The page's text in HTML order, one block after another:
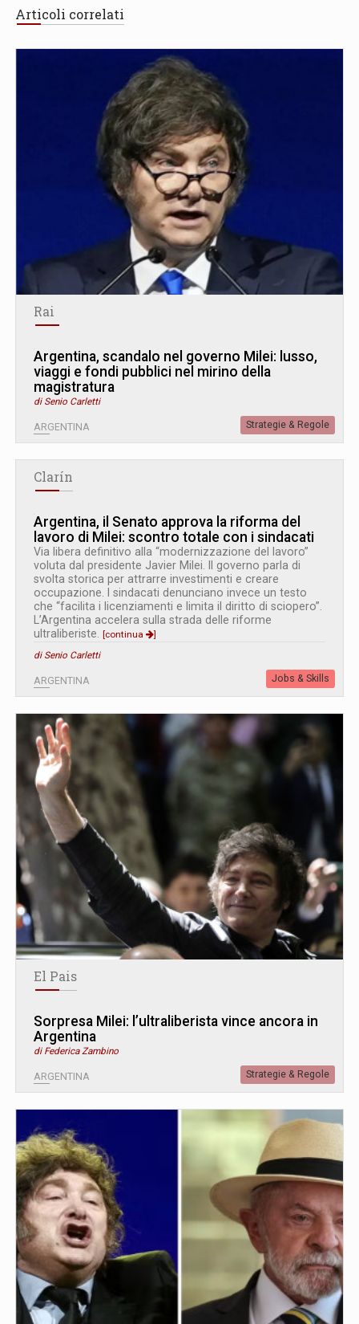
Articoli correlati
Rai
Argentina, scandalo nel governo Milei: lusso,
viaggi e fondi pubblici nel mirino della
magistratura
di Senio Carletti
ARGENTINA Strategie & Regole
Clarín
Argentina, il Senato approva la riforma del
lavoro di Milei: scontro totale con i sindacati
Via libera definitivo alla “modernizzazione del lavoro”
voluta dal presidente Javier Milei. Il governo parla di
svolta storica per attrarre investimenti e creare
occupazione. I sindacati denunciano invece un testo
che “facilita i licenziamenti e limita il diritto di sciopero”.
L’Argentina accelera sulla strada delle riforme
ultraliberiste. [continua
]
di Senio Carletti
ARGENTINA Jobs & Skills
El Pais
Sorpresa Milei: l’ultraliberista vince ancora in
Argentina
di Federica Zambino
ARGENTINA Strategie & Regole